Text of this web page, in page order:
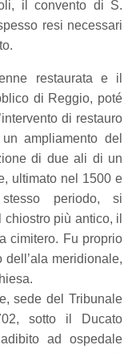
il convento di S.
resi necessari
restaurata e il
di Reggio, poté
di restauro
ampliamento del
di due ali di un
ultimato nel 1500 e
stesso periodo, si
più antico, il
cimitero. Fu proprio
dell’ala meridionale,
sede del Tribunale
sotto il Ducato
ad ospedale